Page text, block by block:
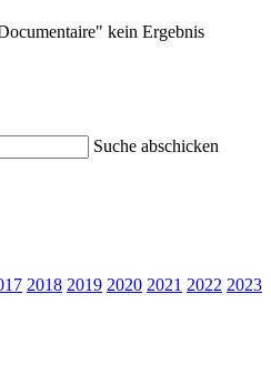
kein Ergebnis
Suche abschicken
2018 2019 2020 2021 2022 2023